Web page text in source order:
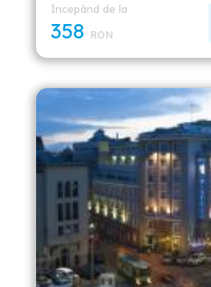
Începând de la
358 RON